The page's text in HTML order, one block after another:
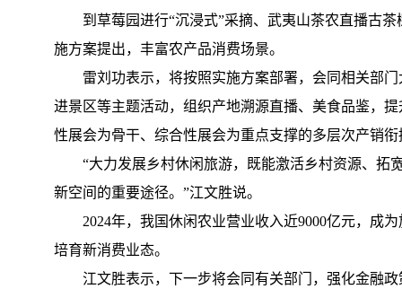
到草莓园进行“沉浸式”采摘、武夷山茶农直播古茶
施方案提出，丰富农产品消费场景。
雷刘功表示，将按照实施方案部署，会同相关部门
进景区等主题活动，组织产地溯源直播、美食品鉴，
性展会为骨干、综合性展会为重点支撑的多层次产销
“大力发展乡村休闲旅游，既能激活乡村资源、拓
新空间的重要途径。”江文胜说。
2024年，我国休闲农业营业收入近9000亿元，成为
培育新消费业态。
江文胜表示，下一步将会同有关部门，强化金融政